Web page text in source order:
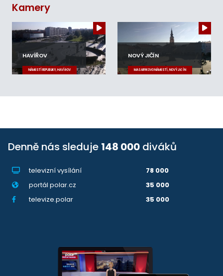
Kamery
HAVÍŘOV
NÁMĚSTÍ REPUBLIKY, HAVÍŘOV
NOVÝ JIČÍN
MASARYKOVO NÁMĚSTÍ, NOVÝ JIČÍN
Denně nás sleduje 148 000 diváků
televizní vysílání
78 000
portál polar.cz
35 000
televize.polar
35 000